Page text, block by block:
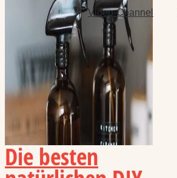
Video-Channel
Die besten